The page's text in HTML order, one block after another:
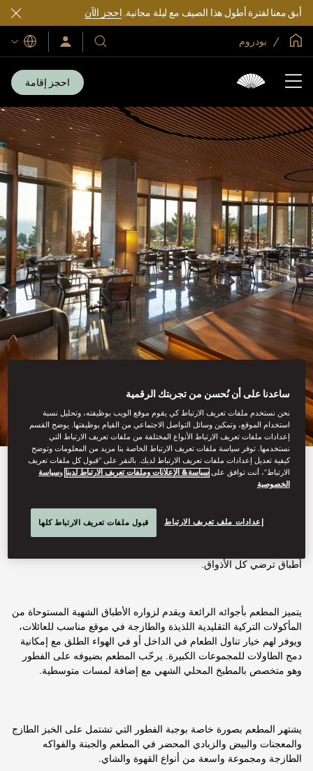
أبق معنا لفترة أطول هذا الصيف مع ليلة مجانية.احجز الآن
الصفحة الرئيسية العالمية
بودروم
فنادقنا
ومنتجعاتنا
سجّل
الدخول/
اللغات
احجز إقامة
عرض جميع خيارات تناول الطعام
سفرة
أطباق ترضي كل الأذواق.
يتميز المطعم بأجوائه الرائعة ويقدم لزواره الأطباق الشهية المستوحاة من
المأكولات التركية التقليدية اللذيذة والطازجة في موقع مناسب للعائلات،
ويوفر لهم خيار تناول الطعام في الداخل أو في الهواء الطلق مع إمكانية
دمج الطاولات للمجموعات الكبيرة. يرحّب المطعم بضيوفه على الفطور
وهو متخصص بالمطبخ المحلي الشهي مع إضافة لمسات متوسطية.
يشتهر المطعم بصورة خاصة بوجبة الفطور التي تشتمل على الخبز الطازج
والمعجنات والبيض والزبادي المحضر في المطعم والجبنة والفواكه
الطازجة ومجموعة واسعة من أنواع القهوة والشاي.
ساعدنا على أن نُحسن من تجربتك الرقمية
نحن نستخدم ملفات تعريف الارتباط كي يقوم موقع الويب بوظيفته، وتحليل نسبة
استخدام الموقع، وتمكين وسائل التواصل الاجتماعي من القيام بوظيفتها. يوضح القسم
إعدادات ملفات تعريف الارتباط الأنواع المختلفة من ملفات تعريف الارتباط التي
نستخدمها. توفر سياسة ملفات تعريف الارتباط الخاصة بنا مزيد من المعلومات وتوضح
كيفية تعديل إعدادات ملفات تعريف الارتباط لديك. بالنقر على “قبول كل ملفات تعريف
الارتباط”، أنت توافق علىسياسة& الإعلانات وملفات تعريف الارتباط لدينا وسياسة
الخصوصية
إعدادات ملف تعريف الارتباط قبول ملفات تعريف الارتباط كلها